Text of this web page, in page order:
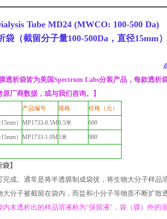
Tube MD24 (MWCO: 100-500 Da)
袋（截留分子量100-500Da，直径15mm）
透析袋皆为美国Spectrum Labs分装产品，每款透析
厂商数据，或与我们咨询。】
产品编号 规格 价格（元）
） MP1733-0.5M0.5米 600
） MP1733-1.0M 1米 980
】
成。通常是将半透膜制成袋状，将生物大分子样品
分子被截留在袋内，而盐和小分子等物质不断扩散
内未透析出的样品溶液称为“保留液"，袋（膜）外的